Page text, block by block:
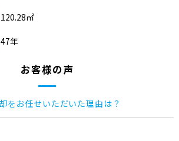
120.28㎡
47年
お客様の声
をお任せいただいた理由は？